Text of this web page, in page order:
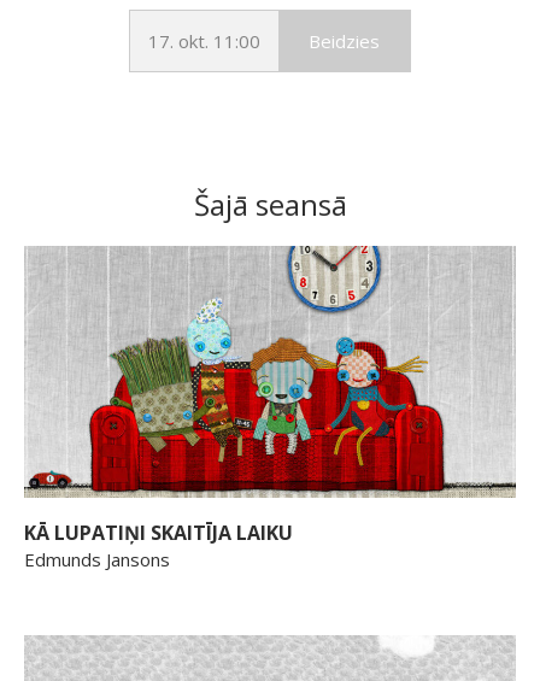
17. okt. 11:00 Beidzies
Šajā seansā
KĀ LUPATIŅI SKAITĪJA LAIKU
Edmunds Jansons